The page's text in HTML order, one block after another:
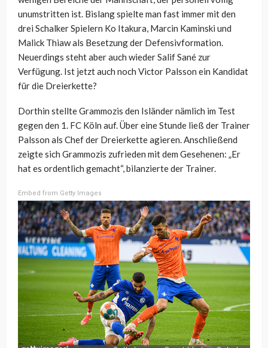
unumstritten ist. Bislang spielte man fast immer mit den
drei Schalker Spielern Ko Itakura, Marcin Kaminski und
Malick Thiaw als Besetzung der Defensivformation.
Neuerdings steht aber auch wieder Salif Sané zur
Verfügung. Ist jetzt auch noch Victor Palsson ein Kandidat
für die Dreierkette?
Dorthin stellte Grammozis den Isländer nämlich im Test
gegen den 1. FC Köln auf. Über eine Stunde ließ der Trainer
Palsson als Chef der Dreierkette agieren. Anschließend
zeigte sich Grammozis zufrieden mit dem Gesehenen: „Er
hat es ordentlich gemacht“, bilanzierte der Trainer.
Embed from Getty Images